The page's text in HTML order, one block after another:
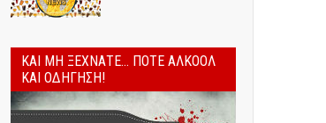
ΚΑΙ ΜΗ ΞΕΧΝΆΤΕ... ΠΟΤΈ ΑΛΚΟΌΛ
ΚΑΙ ΟΔΉΓΗΣΗ!